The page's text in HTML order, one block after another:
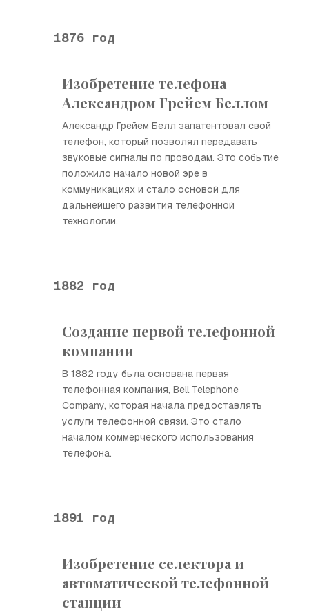
1876 год
Изобретение телефона
Александром Грейем Беллом
Александр Грейем Белл запатентовал свой
телефон, который позволял передавать
звуковые сигналы по проводам. Это событие
положило начало новой эре в
коммуникациях и стало основой для
дальнейшего развития телефонной
технологии.
1882 год
Создание первой телефонной
компании
В 1882 году была основана первая
телефонная компания, Bell Telephone
Company, которая начала предоставлять
услуги телефонной связи. Это стало
началом коммерческого использования
телефона.
1891 год
Изобретение селектора и
автоматической телефонной
станции